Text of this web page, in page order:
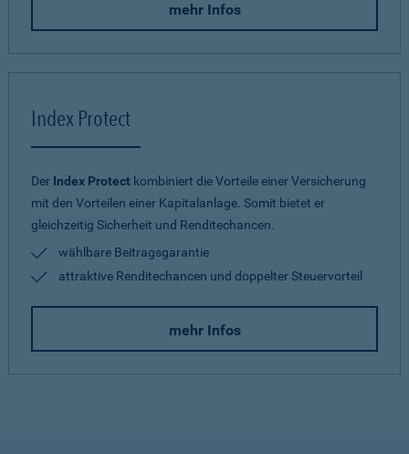
mehr Infos
Index Protect
Der Index Protect kombiniert die Vorteile einer Versicherung
mit den Vorteilen einer Kapitalanlage. Somit bietet er
gleichzeitig Sicherheit und Renditechancen.
wählbare Beitragsgarantie
attraktive Renditechancen und doppelter Steuervorteil
mehr Infos